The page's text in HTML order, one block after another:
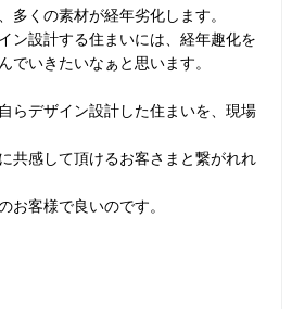
多くの素材が経年劣化します。
ン設計する住まいには、経年趣化を
でいきたいなぁと思います。
らデザイン設計した住まいを、現場
共感して頂けるお客さまと繋がれれ
お客様で良いのです。